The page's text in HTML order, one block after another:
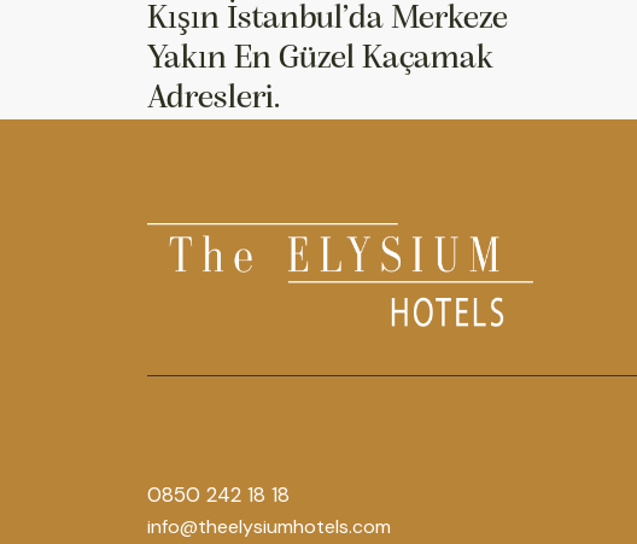
Kışın İstanbul’da Merkeze
Yakın En Güzel Kaçamak
Adresleri.
0850 242 18 18
info@theelysiumhotels.com